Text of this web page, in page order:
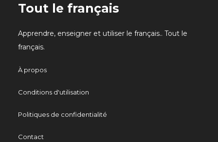
Tout le français
Apprendre, enseigner et utiliser le français.. Tout le
français.
À propos
Conditions d'utilisation
Politiques de confidentialité
Contact